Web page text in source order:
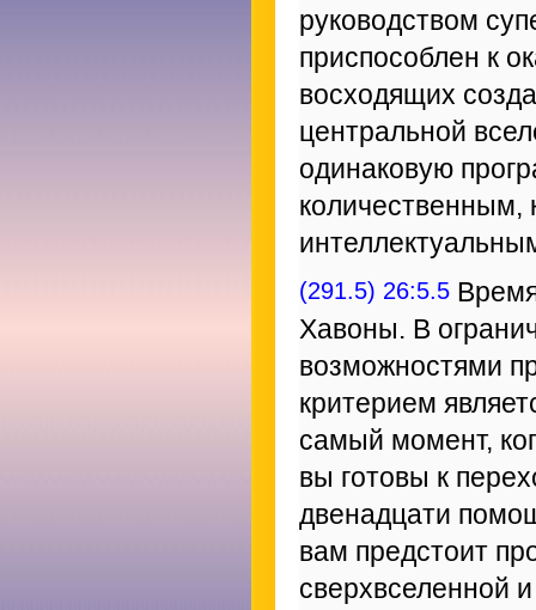
руководством
приспособлен к
восходящих
центральной
одинаковую
количественным,
(291.5) 26:5.5
Хавоны. В
возможностями
критерием
самый момент,
вы готовы к
двенадцати
вам предстоит
сверхвселенной